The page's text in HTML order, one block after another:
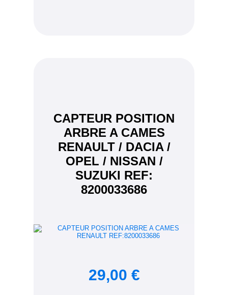
CAPTEUR POSITION
ARBRE A CAMES
RENAULT / DACIA /
OPEL / NISSAN /
SUZUKI REF:
8200033686
29,00 €